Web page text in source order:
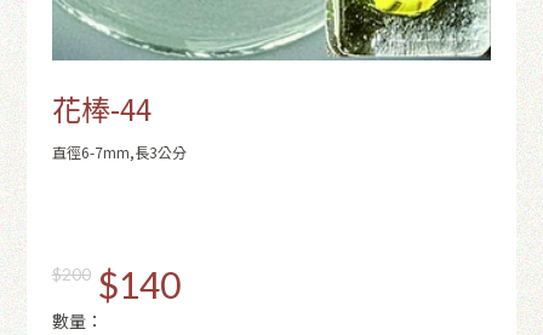
花棒-44
直徑6-7mm,長3公分
$200 $140
數量：